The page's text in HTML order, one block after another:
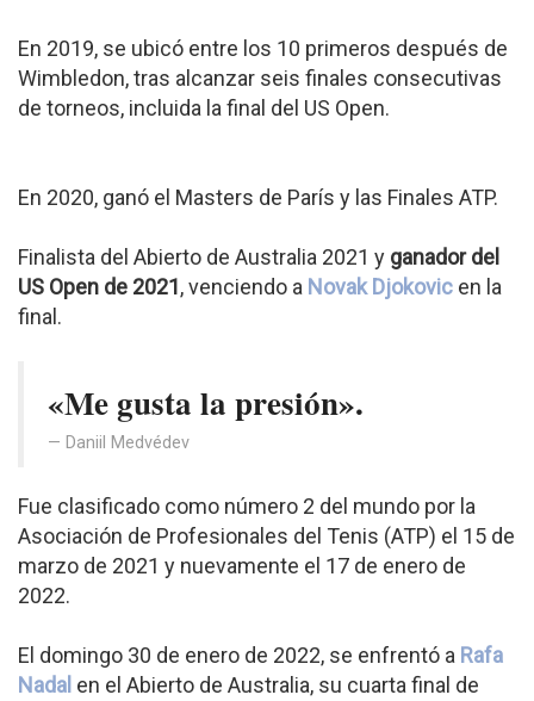
En 2019, se ubicó entre los 10 primeros después de
Wimbledon, tras alcanzar seis finales consecutivas
de torneos, incluida la final del US Open.
En 2020, ganó el Masters de París y las Finales ATP.
Finalista del Abierto de Australia 2021 y ganador del
US Open de 2021, venciendo a Novak Djokovic en la
final.
«Me gusta la presión».
Daniil Medvédev
Fue clasificado como número 2 del mundo por la
Asociación de Profesionales del Tenis (ATP) el 15 de
marzo de 2021 y nuevamente el 17 de enero de
2022.
El domingo 30 de enero de 2022, se enfrentó a Rafa
Nadal en el Abierto de Australia, su cuarta final de